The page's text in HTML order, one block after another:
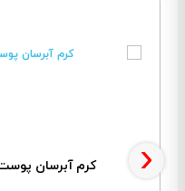
کرم آبرسان ›